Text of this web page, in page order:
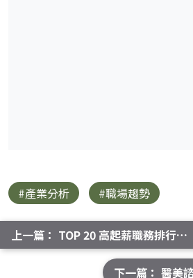
#產業分析 #職場趨勢
上一篇： TOP 20 高起薪職務排行榜！台灣高薪工作大公開